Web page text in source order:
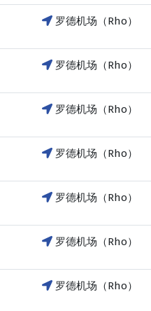
罗德机场（Rho）
罗德机场（Rho）
罗德机场（Rho）
罗德机场（Rho）
罗德机场（Rho）
罗德机场（Rho）
罗德机场（Rho）